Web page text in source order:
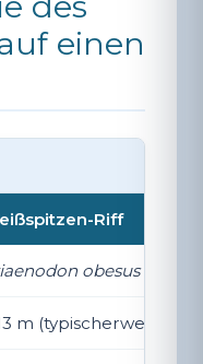
einen
Riff
obesus
m (typischerweise